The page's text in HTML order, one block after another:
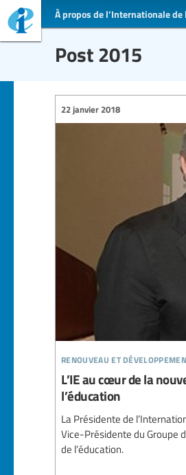
À propos de l’Internationale de
Post 2015
renouveau et
22 janvier 2018
L’IE au cœur de la
l’éducation
La Présidente de
Vice-Présidente du Groupe
de l’éducation.